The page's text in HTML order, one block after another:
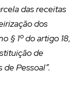
das receitas
dos
§ 1º do artigo 18,
de
Pessoal”.